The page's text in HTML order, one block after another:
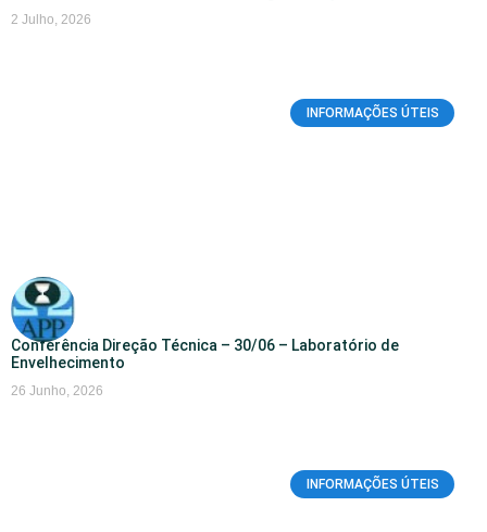
2 Julho, 2026
INFORMAÇÕES ÚTEIS
Conferência Direção Técnica – 30/06 – Laboratório de
Envelhecimento
26 Junho, 2026
INFORMAÇÕES ÚTEIS